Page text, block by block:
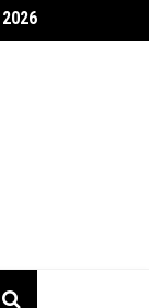
transforma a